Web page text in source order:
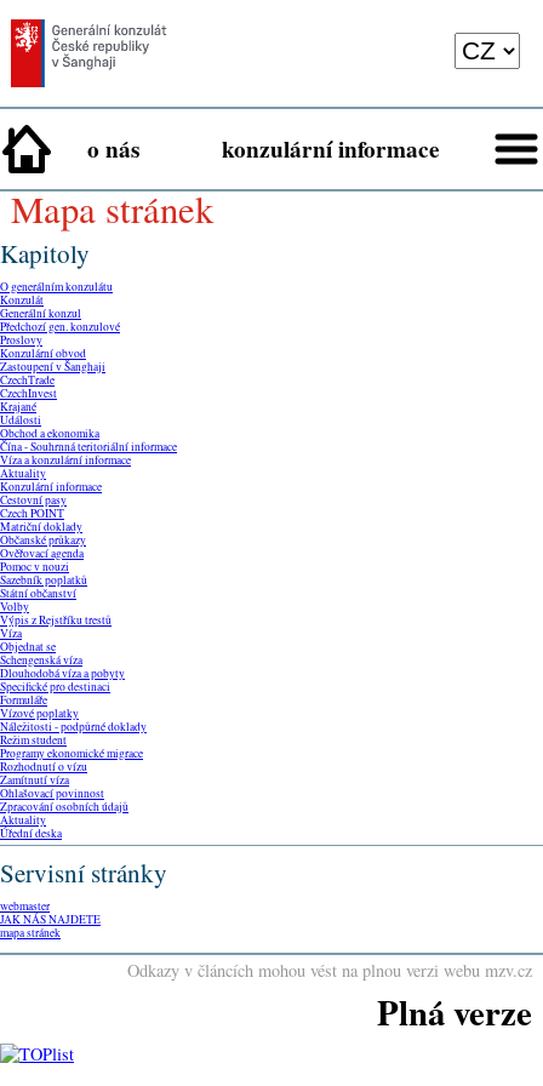
o nás konzulární informace
mapa stránek
Kapitoly
O generálním konzulátu
Konzulát
Generální konzul
Předchozí gen. konzulové
Proslovy
Konzulární obvod
Zastoupení v Šanghaji
CzechTrade
CzechInvest
Krajané
Události
Obchod a ekonomika
Čína - Souhrnná teritoriální informace
Víza a konzulární informace
Aktuality
Konzulární informace
Cestovní pasy
Czech POINT
Matriční doklady
Občanské průkazy
Ověřovací agenda
Pomoc v nouzi
Sazebník poplatků
Státní občanství
Volby
Výpis z Rejstříku trestů
Víza
Objednat se
Schengenská víza
Dlouhodobá víza a pobyty
Specifické pro destinaci
Formuláře
Vízové poplatky
Náležitosti - podpůrné doklady
Režim student
Programy ekonomické migrace
Rozhodnutí o vízu
Zamítnutí víza
Ohlašovací povinnost
Zpracování osobních údajů
Aktuality
Úřední deska
Servisní stránky
webmaster
JAK NÁS NAJDETE
mapa stránek
Odkazy v článcích mohou vést na plnou verzi webu mzv.cz
Plná verze